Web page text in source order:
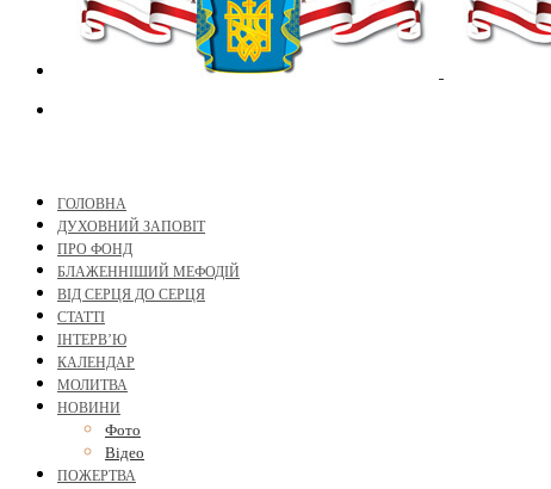
ГОЛОВНА
ДУХОВНИЙ ЗАПОВІТ
ПРО ФОНД
БЛАЖЕННІШИЙ МЕФОДІЙ
ВІД СЕРЦЯ ДО СЕРЦЯ
СТАТТІ
ІНТЕРВ’Ю
КАЛЕНДАР
МОЛИТВА
НОВИНИ
Фото
Відео
ПОЖЕРТВА